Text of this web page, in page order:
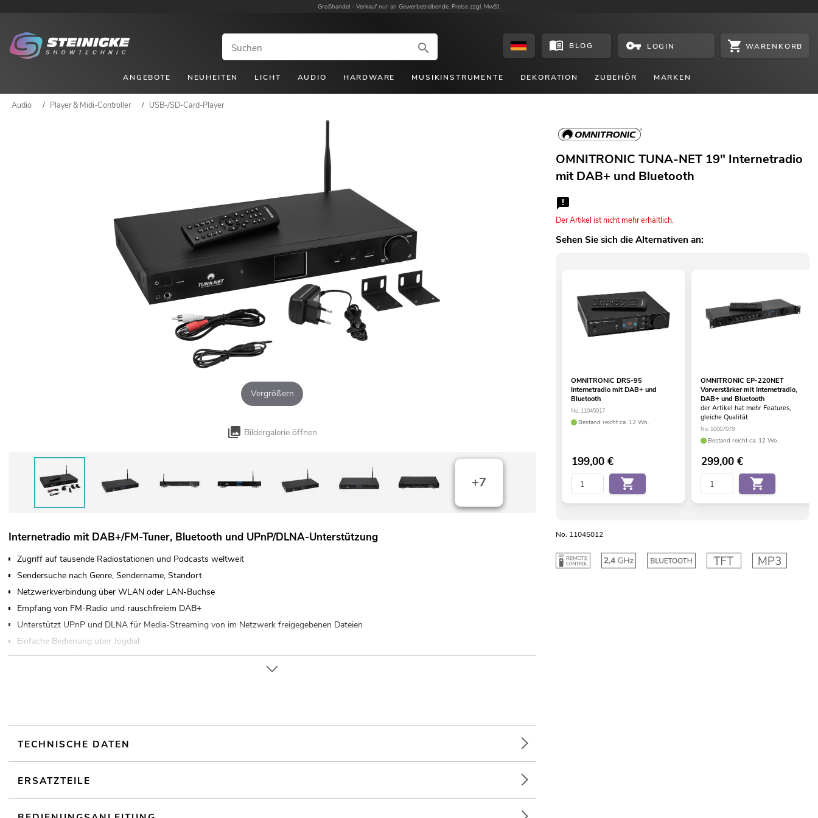
Großhandel - Verkauf nur an Gewerbetreibende. Preise zzgl. MwSt.
BLOG LOGIN WARENKORB
ANGEBOTE NEUHEITEN LICHT AUDIO HARDWARE MUSIKINSTRUMENTE DEKORATION ZUBEHÖR MARKEN
Audio / Player & Midi-Controller / USB-/SD-Card-Player
Vergrößern
Bildergalerie öffnen
+7
OMNITRONIC TUNA-NET 19" Internetradio
mit DAB+ und Bluetooth
Der Artikel ist nicht mehr erhältlich.
Sehen Sie sich die Alternativen an:
OMNITRONIC DRS-95
Internetradio mit DAB+ und
Bluetooth
No. 11045017
Bestand reicht ca. 12 Wo.
199,00 €
OMNITRONIC EP-220NET
Vorverstärker mit Internetradio,
DAB+ und Bluetooth
der Artikel hat mehr Features,
gleiche Qualität
No. 10007079
Bestand reicht ca. 12 Wo.
299,00 €
No. 11045012
Internetradio mit DAB+/FM-Tuner, Bluetooth und UPnP/DLNA-Unterstützung
Zugriff auf tausende Radiostationen und Podcasts weltweit
Sendersuche nach Genre, Sendername, Standort
Netzwerkverbindung über WLAN oder LAN-Buchse
Empfang von FM-Radio und rauschfreiem DAB+
Unterstützt UPnP und DLNA für Media-Streaming von im Netzwerk freigegebenen Dateien
Einfache Bedienung über Jogdial
Verschiedene Equalizereinstellungen
Robustes Stahlchassis mit Aluminiumfrontplatte
Ansteuerbar über IR-Fernbedienung; Bluetooth
TECHNISCHE DATEN
ERSATZTEILE